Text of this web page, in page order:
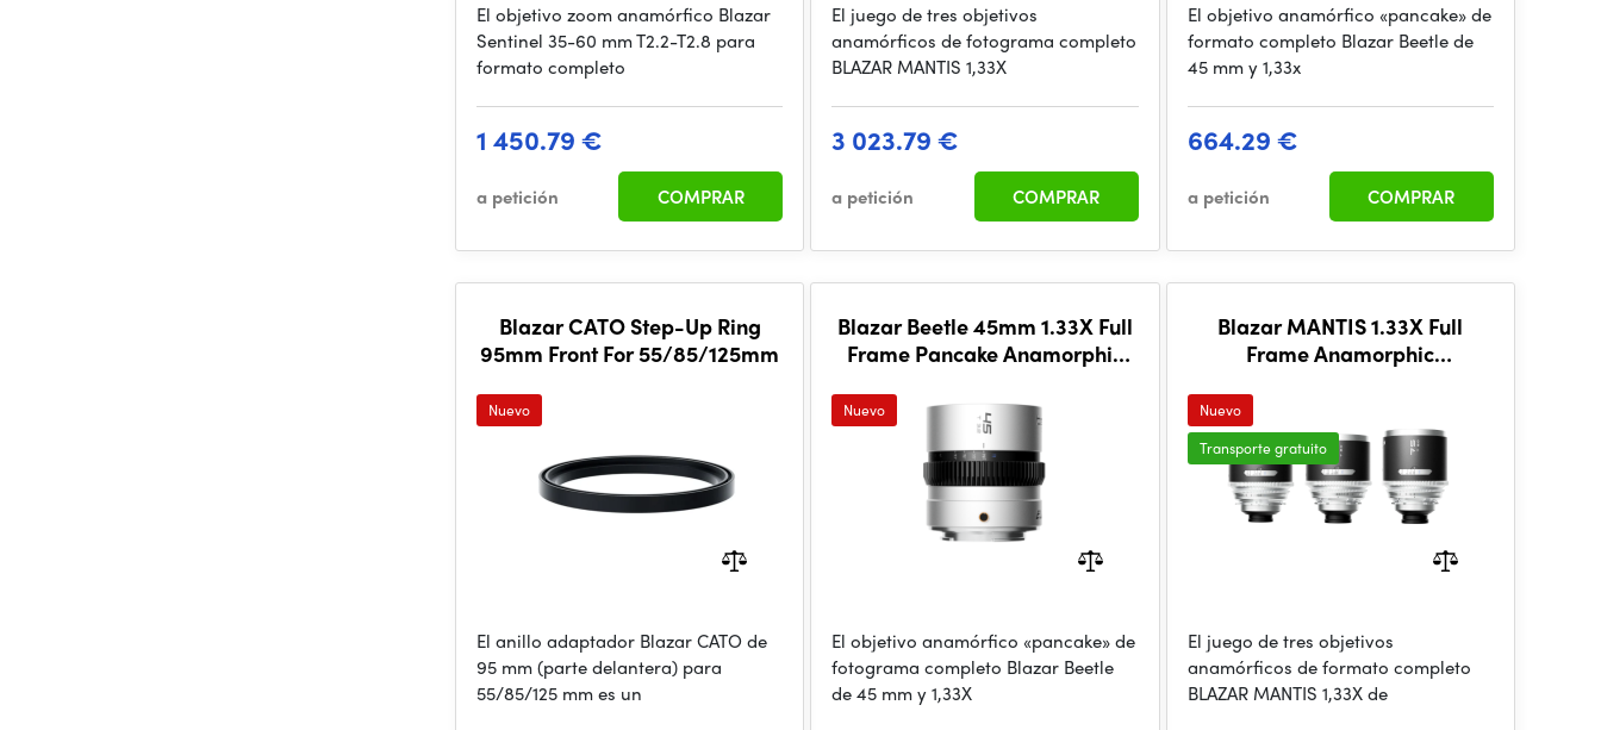
El objetivo zoom anamórfico Blazar
Sentinel 35-60 mm T2.2-T2.8 para
formato completo
1 450.79 €
a petición COMPRAR
El juego de tres objetivos
anamórficos de fotograma completo
BLAZAR MANTIS 1,33X
3 023.79 €
a petición COMPRAR
El objetivo anamórfico «pancake» de
formato completo Blazar Beetle de
45 mm y 1,33x
664.29 €
a petición COMPRAR
Blazar CATO Step-Up Ring
95mm Front For 55/85/125mm
Nuevo
El anillo adaptador Blazar CATO de
95 mm (parte delantera) para
55/85/125 mm es un
Blazar Beetle 45mm 1.33X Full
Frame Pancake Anamorphic
Nuevo
El objetivo anamórfico «pancake» de
fotograma completo Blazar Beetle
de 45 mm y 1,33X
Blazar MANTIS 1.33X Full
Frame Anamorphic
Nuevo
Transporte gratuito
El juego de tres objetivos
anamórficos de formato completo
BLAZAR MANTIS 1,33X de